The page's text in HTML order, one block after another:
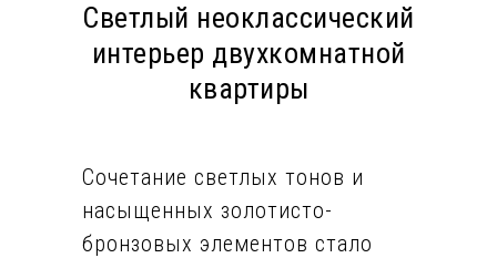
Светлый неоклассический
интерьер двухкомнатной
квартиры
Сочетание светлых тонов и
насыщенных золотисто-
бронзовых элементов стало